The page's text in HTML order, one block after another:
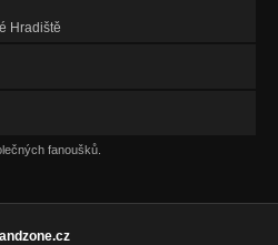
Hradiště
fanoušků.